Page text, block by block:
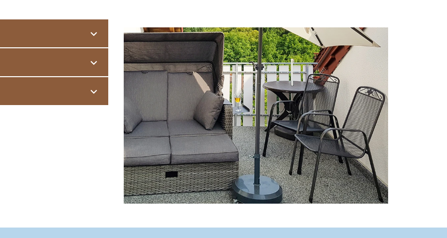
enweerschade.
de ideale oplossing. De licht
vloer worden gelegd., vaak
palen voor het gebouw is